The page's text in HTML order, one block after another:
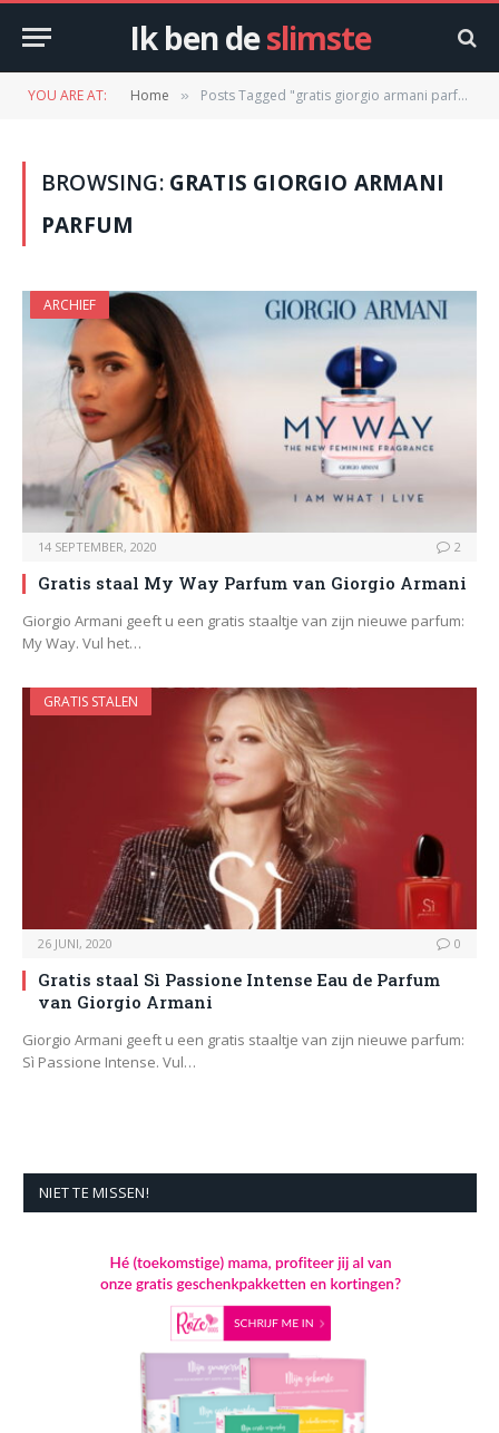
Ik ben deslimste
YOU ARE AT: Home » Posts Tagged "gratis giorgio armani parfum"
BROWSING: GRATIS GIORGIO ARMANI
PARFUM
ARCHIEF
14 SEPTEMBER, 2020 2
Gratis staal My Way Parfum van Giorgio Armani
Giorgio Armani geeft u een gratis staaltje van zijn nieuwe parfum:
My Way. Vul het…
GRATIS STALEN
26 JUNI, 2020 0
Gratis staal Sì Passione Intense Eau de Parfum
van Giorgio Armani
Giorgio Armani geeft u een gratis staaltje van zijn nieuwe parfum:
Sì Passione Intense. Vul…
NIET TE MISSEN!